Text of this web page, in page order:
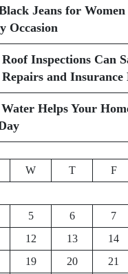
Jeans for
Occasion
Inspections Can
and Insurance
Helps Your
W T F
5 6 7
12 13 14
19 20 21